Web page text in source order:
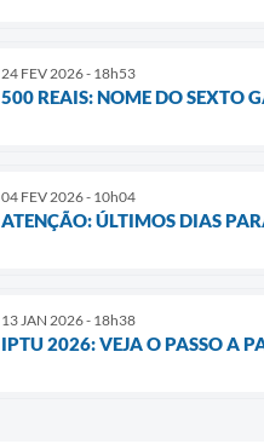
24 FEV 2026 - 18h53
500 REAIS: NOME DO SEXTO
04 FEV 2026 - 10h04
ATENÇÃO: ÚLTIMOS DIAS
13 JAN 2026 - 18h38
IPTU 2026: VEJA O PASSO A